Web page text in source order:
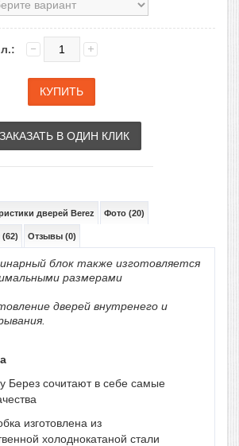
В ОДИН КЛИК
дверей Berez Фото (20)
Отзывы (0)
блок также изготовляется
размерами
дверей внутренего и
Берез сочитают в себе самые
изготовлена из
холоднокатаной стали